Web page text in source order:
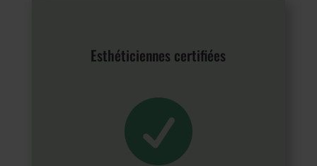
Esthéticiennes certifiées
